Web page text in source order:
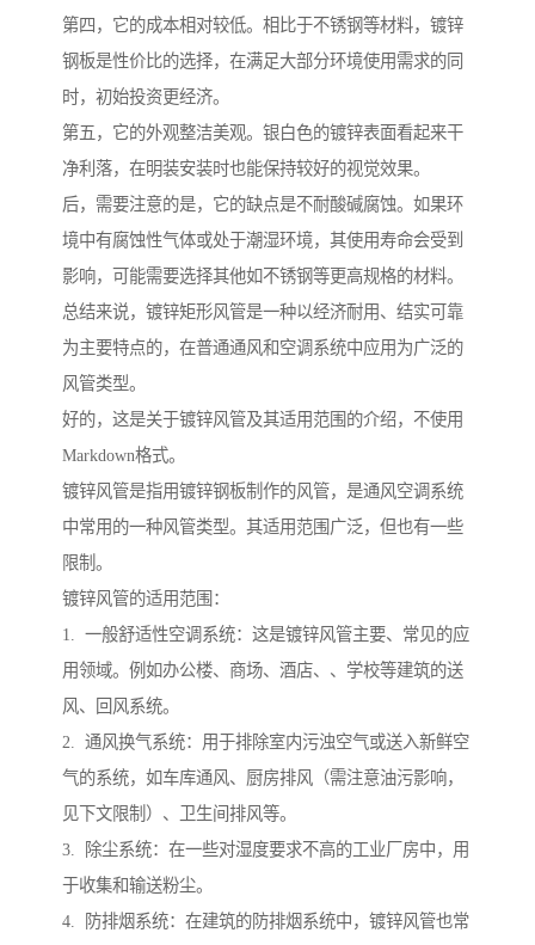
第四，它的成本相对较低。相比于不锈钢等材料，镀锌
钢板是性价比的选择，在满足大部分环境使用需求的同
时，初始投资更经济。
第五，它的外观整洁美观。银白色的镀锌表面看起来干
净利落，在明装安装时也能保持较好的视觉效果。
后，需要注意的是，它的缺点是不耐酸碱腐蚀。如果环
境中有腐蚀性气体或处于潮湿环境，其使用寿命会受到
影响，可能需要选择其他如不锈钢等更高规格的材料。
总结来说，镀锌矩形风管是一种以经济耐用、结实可靠
为主要特点的，在普通通风和空调系统中应用为广泛的
风管类型。
好的，这是关于镀锌风管及其适用范围的介绍，不使用
Markdown格式。
镀锌风管是指用镀锌钢板制作的风管，是通风空调系统
中常用的一种风管类型。其适用范围广泛，但也有一些
限制。
镀锌风管的适用范围：
1. 一般舒适性空调系统：这是镀锌风管主要、常见的应
用领域。例如办公楼、商场、酒店、、学校等建筑的送
风、回风系统。
2. 通风换气系统：用于排除室内污浊空气或送入新鲜空
气的系统，如车库通风、厨房排风（需注意油污影响，
见下文限制）、卫生间排风等。
3. 除尘系统：在一些对湿度要求不高的工业厂房中，用
于收集和输送粉尘。
4. 防排烟系统：在建筑的防排烟系统中，镀锌风管也常